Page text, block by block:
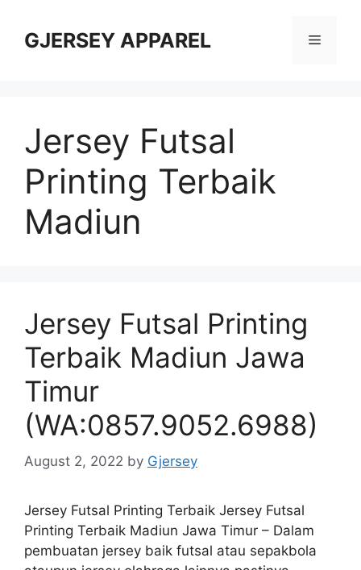
contentGJERSEY APPAREL Menu
Jersey Futsal
Printing Terbaik
Madiun
Jersey Futsal Printing
Terbaik Madiun Jawa
Timur
(WA:0857.9052.6988)
August 2, 2022 by Gjersey
Jersey Futsal Printing Terbaik Jersey Futsal
Printing Terbaik Madiun Jawa Timur – Dalam
pembuatan jersey baik futsal atau sepakbola